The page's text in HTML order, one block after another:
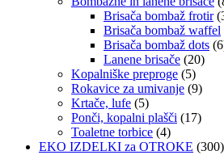
Brisača bombaž frotir
Brisača bombaž waffel
Brisača bombaž dots
Lanene brisače (20)
Kopalniške preproge (5)
Rokavice za umivanje (9)
Krtače, lufe (5)
Ponči, kopalni plašči (17)
Toaletne torbice (4)
EKO IZDELKI za OTROKE (300)